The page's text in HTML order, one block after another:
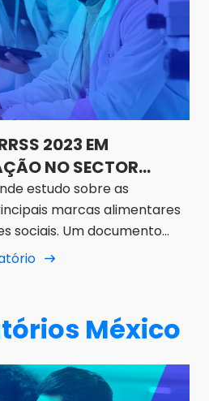
2023 EM
NO SECTOR
estudo sobre as
marcas alimentares
sociais. Um documento
México